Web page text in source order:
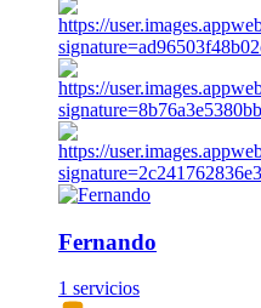
Fernando
1 servicios